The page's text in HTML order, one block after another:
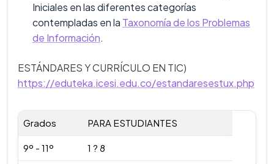
Iniciales en las diferentes categorías
contempladas en la Taxonomía de los Problemas
de Información.
ESTÁNDARES Y CURRÍCULO EN TIC)
https://eduteka.icesi.edu.co/estandaresestux.php
Grados PARA ESTUDIANTES
9º - 11º 1 ? 8